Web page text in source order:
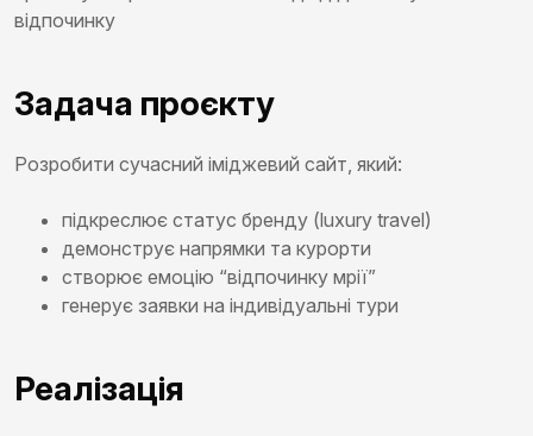
відпочинку
Задача проєкту
Розробити сучасний іміджевий сайт, який:
підкреслює статус бренду (luxury travel)
демонструє напрямки та курорти
створює емоцію “відпочинку мрії”
генерує заявки на індивідуальні тури
Реалізація